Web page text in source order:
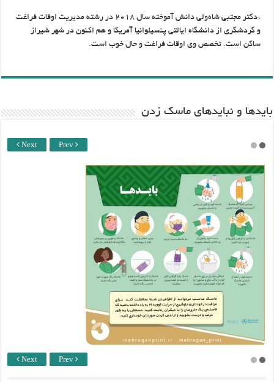
*دکتر مجتبی شاه‌ولی دانش آموخته سال ۲۰۱۸ در رشته مدیریت اوقات فراغت
و گردشگری از دانشگاه ایالتی پنسیلوانیا آمریکا و هم اکنون در شهر شیراز
ساکن است. تخصص وی اوقات فراغت و حال خوب است.
باید‌ها و نبایدهای ماسک زدن
Next Prev
Next Prev